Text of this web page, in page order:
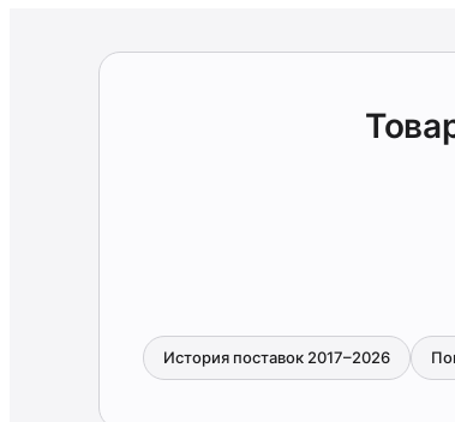
История поставок 2017–2026